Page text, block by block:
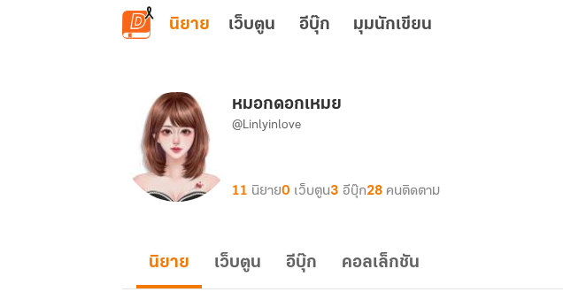
ข้ามไปยังเนื้อหาหลัก
นิยาย เว็บตูน อีบุ๊ก มุมนักเขียน
หมอกดอกเหมย
@Linlyinlove
11 นิยาย0 เว็บตูน3 อีบุ๊ก28 คนติดตาม
นิยาย เว็บตูน อีบุ๊ก คอลเล็กชัน